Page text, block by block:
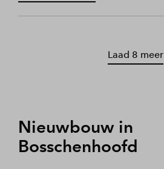
Laad 8 meer
Nieuwbouw in
Bosschenhoofd